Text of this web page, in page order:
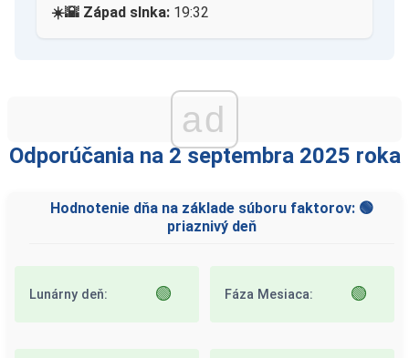
☀️🌇 Západ slnka: 19:32
ad
Odporúčania na 2 septembra 2025 roka
Hodnotenie dňa na základe súboru faktorov: 🟢
priaznivý deň
Lunárny deň: 🟢 Fáza Mesiaca: 🟢